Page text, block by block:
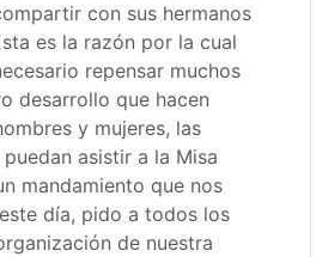
con sus hermanos
es la razón por la cual
repensar muchos
desarrollo que hacen
y mujeres, las
asistir a la Misa
mandamiento que nos
día, pido a todos los
de nuestra